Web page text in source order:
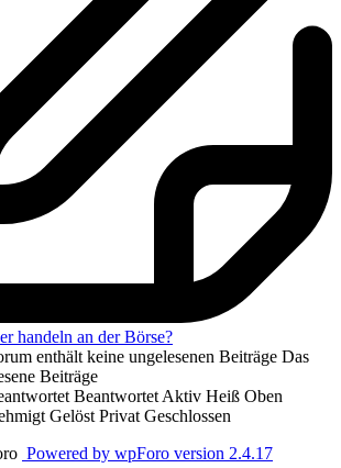
handeln an der Börse?
enthält keine ungelesenen Beiträge Das
Beiträge
Beantwortet Aktiv Heiß Oben
Gelöst Privat Geschlossen
Powered by wpForo version 2.4.17